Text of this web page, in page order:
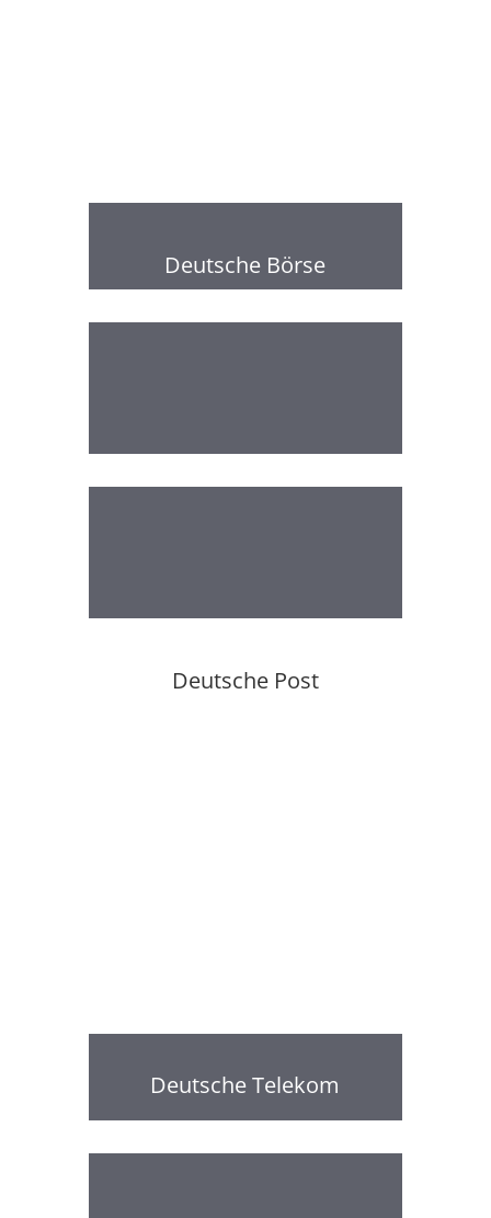
Deutsche Börse
Deutsche Post
Deutsche Telekom